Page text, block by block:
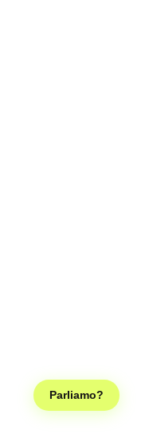
Parliamo?